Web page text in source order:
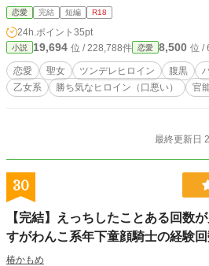
畜無害そうであるが、アンジェラは彼に苦手意
「セックスしましょう」と持ちかけられ、アン
える快楽に溺れていくのだった……。 ✚約3〜4万字の短編になる予定です。 ✚
完結まで完成してますが、修正しながらの投稿
恋愛 完結 短編 R18
24h.ポイント 35pt
小説 19,694 位 / 228,788件 恋愛 8,500 位 /
恋愛 聖女 ツンデレヒロイン 腹黒
乙女系
勝ち気なヒロイン（口悪い） 官
最終更新日
30
【完結】えっちしたことある回数
すがわんこ系年下童顔騎士の経験
椿かもめ